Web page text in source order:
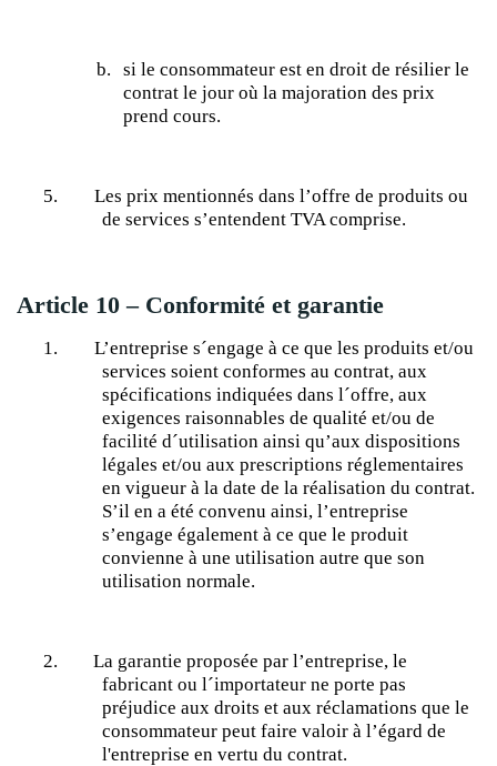
b.
si le consommateur est en droit de résilier le
contrat le jour où la majoration des prix
prend cours.
5.
Les prix mentionnés dans l’offre de produits ou
de services s’entendent TVA comprise.
Article 10 – Conformité et garantie
1.
L’entreprise s´engage à ce que les produits et/ou
services soient conformes au contrat, aux
spécifications indiquées dans l´offre, aux
exigences raisonnables de qualité et/ou de
facilité d´utilisation ainsi qu’aux dispositions
légales et/ou aux prescriptions réglementaires
en vigueur à la date de la réalisation du contrat.
S’il en a été convenu ainsi, l’entreprise
s’engage également à ce que le produit
convienne à une utilisation autre que son
utilisation normale.
2.
La garantie proposée par l’entreprise, le
fabricant ou l´importateur ne porte pas
préjudice aux droits et aux réclamations que le
consommateur peut faire valoir à l’égard de
l'entreprise en vertu du contrat.